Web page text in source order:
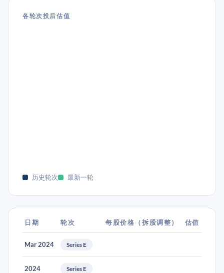
各轮次投后估值
历史轮次 最新一轮
日期 轮次 每股价格（拆股调整） 估值
Mar 2024 Series E
2024 Series E